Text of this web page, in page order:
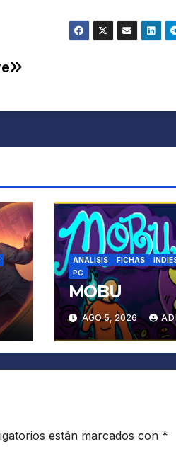
ANÁLISIS FICHAS
PC
MOBU
AGO 5, 2026
están marcados con *